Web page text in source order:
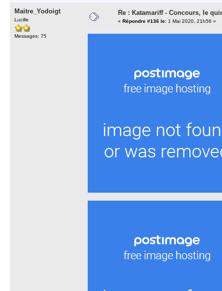
Maitre_Yodoigt
Lucille
Messages: 75
Re : Katamariff - Concours, le
« Répondre #136 le: 1 Mai 2020, 21h56 »